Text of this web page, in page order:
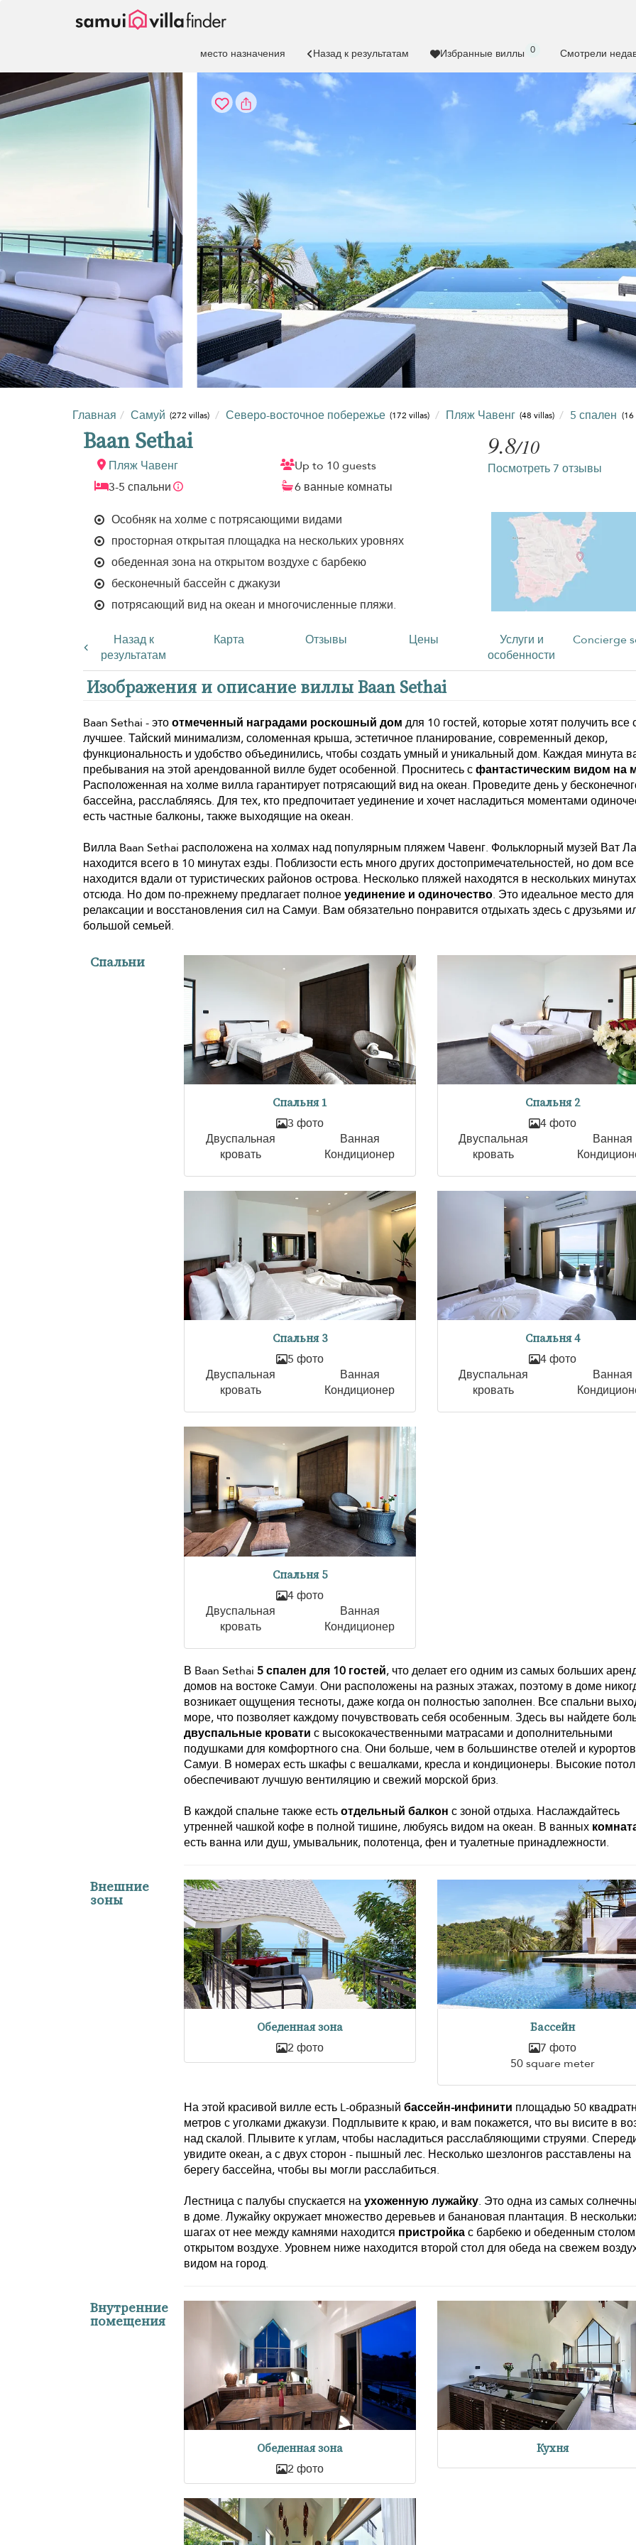
место назначения Назад к результатам Избранные виллы 0 Смотрели
Главная Самуй (272 villas) Северо-восточное побережье (172 villas) Пляж Чавенг (48 villas) 5 спален (16
Baan Sethai
Пляж Чавенг
Up to 10 guests
3-5 спальни
6 ванные комнаты
9.8/10
Посмотреть 7 отзывы
Особняк на холме с потрясающими видами
просторная открытая площадка на нескольких уровнях
обеденная зона на открытом воздухе с барбекю
бесконечный бассейн с джакузи
потрясающий вид на океан и многочисленные пляжи.
Назад к
результатам
Карта Отзывы Цены
Услуги и
особенности
Concierge
Изображения и описание виллы Baan Sethai
Baan Sethai - этоотмеченный наградами роскошный дом для 10 гостей, которые хотят получить все
лучшее. Тайский минимализм, соломенная крыша, эстетичное планирование, современный декор,
функциональность и удобство объединились, чтобы создать умный и уникальный дом. Каждая минута
пребывания на этой арендованной вилле будет особенной. Проснитесь сфантастическим видом на
Расположенная на холме вилла гарантирует потрясающий вид на океан. Проведите день у
бассейна, расслабляясь. Для тех, кто предпочитает уединение и хочет насладиться моментами
есть частные балконы, также выходящие на океан.
Вилла Baan Sethai расположена на холмах над популярным пляжем Чавенг. Фольклорный музей Ват
находится всего в 10 минутах езды. Поблизости есть много других достопримечательностей, но дом
находится вдали от туристических районов острова. Несколько пляжей находятся в нескольких
отсюда. Но дом по-прежнему предлагает полноеуединение и одиночество. Это идеальное место для
релаксации и восстановления сил на Самуи. Вам обязательно понравится отдыхать здесь с друзьями
большой семьей.
Спальни
Спальня 1
3 фото
Двуспальная
кровать
Ванная
Кондиционер
Спальня 2
4 фото
Двуспальная
кровать
Ванная
Спальня 3
5 фото
Двуспальная
кровать
Ванная
Кондиционер
Спальня 4
4 фото
Двуспальная
кровать
Ванная
Спальня 5
4 фото
Двуспальная
кровать
Ванная
Кондиционер
В Baan Sethai5 спален для 10 гостей, что делает его одним из самых больших
домов на востоке Самуи. Они расположены на разных этажах, поэтому в доме
возникает ощущения тесноты, даже когда он полностью заполнен. Все спальни
море, что позволяет каждому почувствовать себя особенным. Здесь вы найдете
двуспальные кровати с высококачественными матрасами и дополнительными
подушками для комфортного сна. Они больше, чем в большинстве отелей и курортов
Самуи. В номерах есть шкафы с вешалками, кресла и кондиционеры. Высокие
обеспечивают лучшую вентиляцию и свежий морской бриз.
В каждой спальне также естьотдельный балкон с зоной отдыха. Наслаждайтесь
утренней чашкой кофе в полной тишине, любуясь видом на океан. В ванных
есть ванна или душ, умывальник, полотенца, фен и туалетные принадлежности.
Внешние
зоны
Обеденная зона
2 фото
Бассейн
7 фото
50 square meter
На этой красивой вилле есть L-образныйбассейн-инфинити площадью 50
метров с уголками джакузи. Подплывите к краю, и вам покажется, что вы висите в
над скалой. Плывите к углам, чтобы насладиться расслабляющими струями.
увидите океан, а с двух сторон - пышный лес. Несколько шезлонгов расставлены на
берегу бассейна, чтобы вы могли расслабиться.
Лестница с палубы спускается наухоженную лужайку. Это одна из самых
в доме. Лужайку окружает множество деревьев и банановая плантация. В
шагах от нее между камнями находится пристройкас барбекю и обеденным
открытом воздухе. Уровнем ниже находится второй стол для обеда на свежем
видом на город.
Внутренние
помещения
Обеденная зона
2 фото
Кухня
Панель управления cookies